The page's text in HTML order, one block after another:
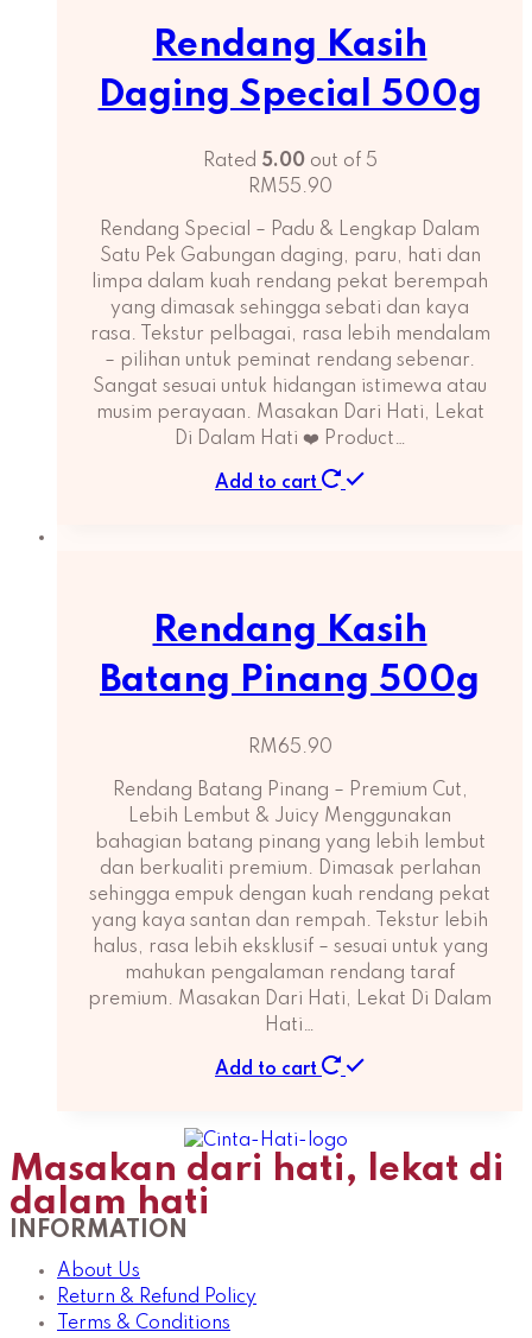
Rendang Kasih
Daging Special 500g
Rated 5.00out of 5
RM55.90
Rendang Special – Padu & Lengkap Dalam
Satu Pek Gabungan daging, paru, hati dan
limpa dalam kuah rendang pekat berempah
yang dimasak sehingga sebati dan kaya
rasa. Tekstur pelbagai, rasa lebih mendalam
– pilihan untuk peminat rendang sebenar.
Sangat sesuai untuk hidangan istimewa atau
musim perayaan. Masakan Dari Hati, Lekat
Di Dalam Hati ❤️ Product…
Add to cart
Rendang Kasih
Batang Pinang 500g
RM65.90
Rendang Batang Pinang – Premium Cut,
Lebih Lembut & Juicy Menggunakan
bahagian batang pinang yang lebih lembut
dan berkualiti premium. Dimasak perlahan
sehingga empuk dengan kuah rendang pekat
yang kaya santan dan rempah. Tekstur lebih
halus, rasa lebih eksklusif – sesuai untuk yang
mahukan pengalaman rendang taraf
premium. Masakan Dari Hati, Lekat Di Dalam
Hati…
Add to cart
Masakan dari hati, lekat di
dalam hati
INFORMATION
About Us
Return & Refund Policy
Terms & Conditions